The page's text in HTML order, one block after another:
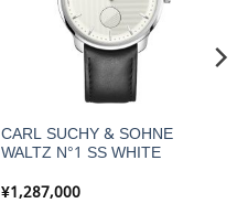
CARL SUCHY & SOHNE
WALTZ N°1 SS WHITE
¥1,287,000